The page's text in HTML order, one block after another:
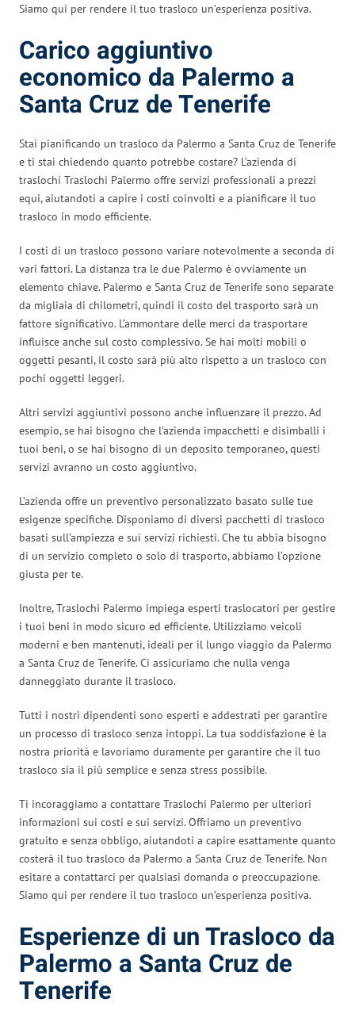
Siamo qui per rendere il tuo trasloco un’esperienza positiva.
Carico aggiuntivo
economico da Palermo a
Santa Cruz de Tenerife
Stai pianificando un trasloco da Palermo a Santa Cruz de Tenerife
e ti stai chiedendo quanto potrebbe costare? L’azienda di
traslochi Traslochi Palermo offre servizi professionali a prezzi
equi, aiutandoti a capire i costi coinvolti e a pianificare il tuo
trasloco in modo efficiente.
I costi di un trasloco possono variare notevolmente a seconda di
vari fattori. La distanza tra le due Palermo è ovviamente un
elemento chiave. Palermo e Santa Cruz de Tenerife sono separate
da migliaia di chilometri, quindi il costo del trasporto sarà un
fattore significativo. L’ammontare delle merci da trasportare
influisce anche sul costo complessivo. Se hai molti mobili o
oggetti pesanti, il costo sarà più alto rispetto a un trasloco con
pochi oggetti leggeri.
Altri servizi aggiuntivi possono anche influenzare il prezzo. Ad
esempio, se hai bisogno che l’azienda impacchetti e disimballi i
tuoi beni, o se hai bisogno di un deposito temporaneo, questi
servizi avranno un costo aggiuntivo.
L’azienda offre un preventivo personalizzato basato sulle tue
esigenze specifiche. Disponiamo di diversi pacchetti di trasloco
basati sull’ampiezza e sui servizi richiesti. Che tu abbia bisogno
di un servizio completo o solo di trasporto, abbiamo l’opzione
giusta per te.
Inoltre, Traslochi Palermo impiega esperti traslocatori per gestire
i tuoi beni in modo sicuro ed efficiente. Utilizziamo veicoli
moderni e ben mantenuti, ideali per il lungo viaggio da Palermo
a Santa Cruz de Tenerife. Ci assicuriamo che nulla venga
danneggiato durante il trasloco.
Tutti i nostri dipendenti sono esperti e addestrati per garantire
un processo di trasloco senza intoppi. La tua soddisfazione è la
nostra priorità e lavoriamo duramente per garantire che il tuo
trasloco sia il più semplice e senza stress possibile.
Ti incoraggiamo a contattare Traslochi Palermo per ulteriori
informazioni sui costi e sui servizi. Offriamo un preventivo
gratuito e senza obbligo, aiutandoti a capire esattamente quanto
costerà il tuo trasloco da Palermo a Santa Cruz de Tenerife. Non
esitare a contattarci per qualsiasi domanda o preoccupazione.
Siamo qui per rendere il tuo trasloco un’esperienza positiva.
Esperienze di un Trasloco da
Palermo a Santa Cruz de
Tenerife